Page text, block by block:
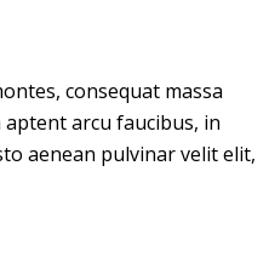
consequat massa
arcu faucibus, in
aenean pulvinar velit elit,